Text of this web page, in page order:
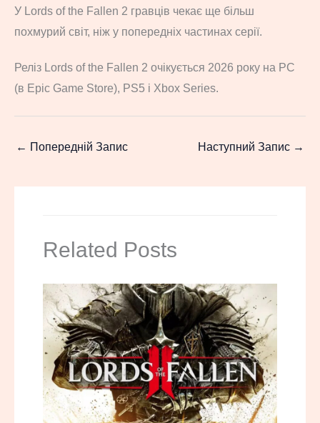
У Lords of the Fallen 2 гравців чекає ще більш
похмурий світ, ніж у попередніх частинах серії.
Реліз Lords of the Fallen 2 очікується 2026 року на РС
(в Epic Game Store), PS5 і Xbox Series.
← Попередній Запис Наступний Запис →
Related Posts